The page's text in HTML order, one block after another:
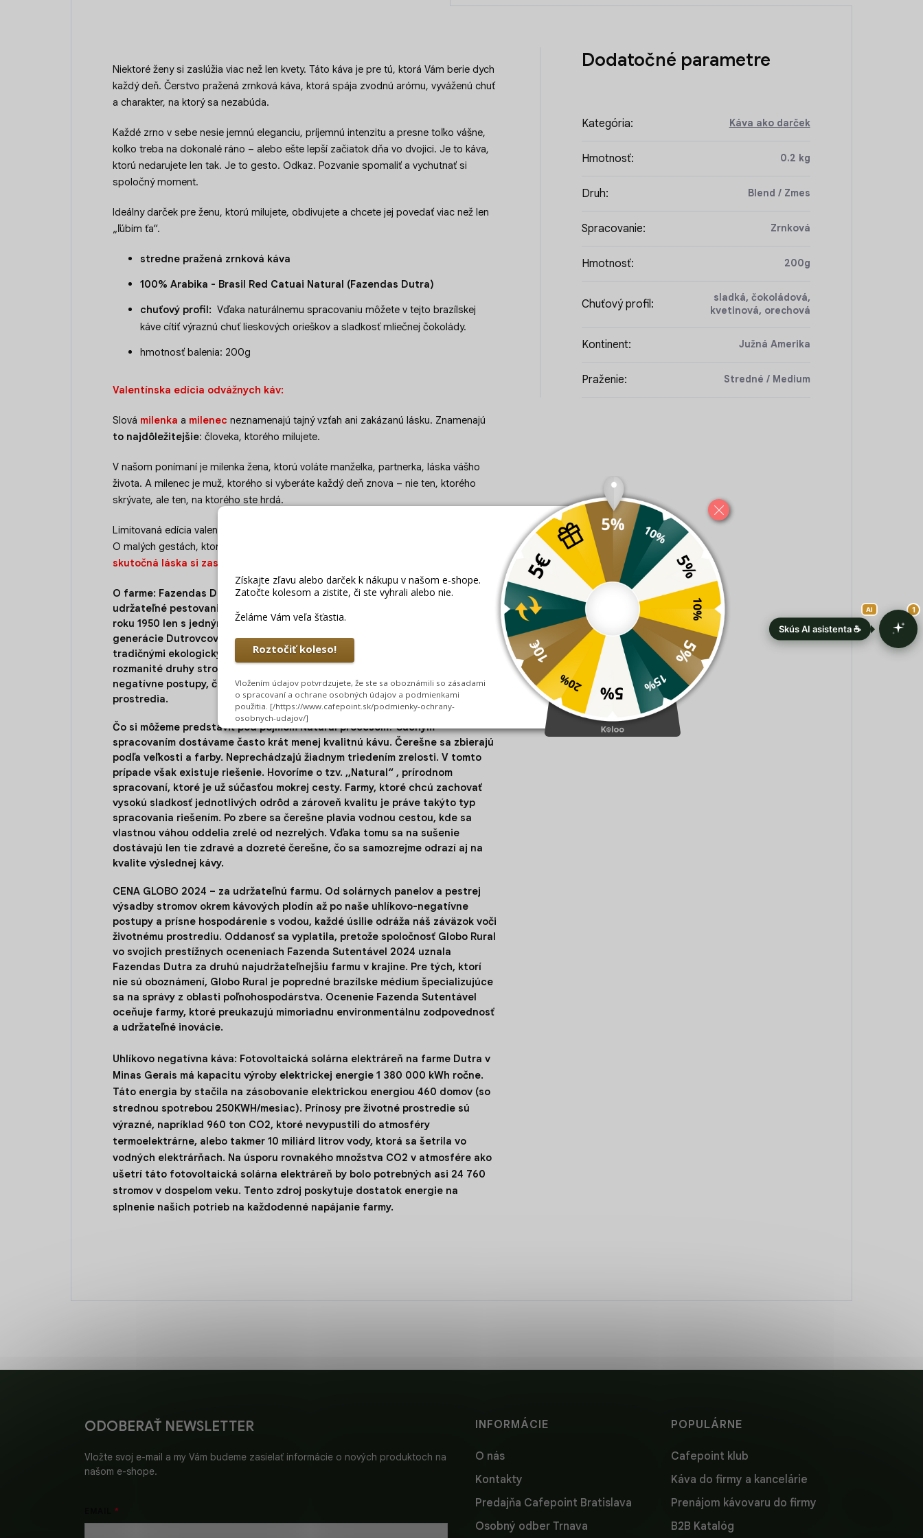
Niektoré ženy si zaslúžia viac než len kvety. Táto káva je pre tú, ktorá Vám berie dych
každý deň. Čerstvo pražená zrnková káva, ktorá spája zvodnú arómu, vyváženú chuť
a charakter, na ktorý sa nezabúda.
Každé zrno v sebe nesie jemnú eleganciu, príjemnú intenzitu a presne toľko vášne,
koľko treba na dokonalé ráno – alebo ešte lepší začiatok dňa vo dvojici. Je to káva,
ktorú nedarujete len tak. Je to gesto. Odkaz. Pozvanie spomaliť a vychutnať si
spoločný moment.
Ideálny darček pre ženu, ktorú milujete, obdivujete a chcete jej povedať viac než len
„ľúbim ťa“.
stredne pražená zrnková káva
100% Arabika - Brasil Red Catuai Natural (Fazendas Dutra)
chuťový profil: Vďaka naturálnemu spracovaniu môžete v tejto brazílskej
káve cítiť výraznú chuť lieskových orieškov a sladkosť mliečnej čokolády.
hmotnosť balenia: 200g
Valentínska edícia odvážnych káv:
Slová milenka a milenec neznamenajú tajný vzťah ani zakázanú lásku. Znamenajú
to najdôležitejšie: človeka, ktorého milujete.
V našom ponímaní je milenka žena, ktorú voláte manželka, partnerka, láska vášho
života. A milenec je muž, ktorého si vyberáte každý deň znova – nie ten, ktorého
skrývate, ale ten, na ktorého ste hrdá.
Limitovaná edícia valentínskych káv je o blízkosti, vášni, dôvere a radosti byť spolu.
O malých gestách, ktoré hovoria „záleží mi na tebe“ bez zbytočných slov.
skutočná láska si zaslúži trochu vášne. A k vášni patrí dobrá káva.
O farme: Fazendas Dutra je rodinná farma, ktorá sa zameriava najmä na
udržateľné pestovanie kávovníkov. Túto farmu založil José Dutra Sobrino v
roku 1950 len s jedným hektárom. Dnes je rodinný podnik v rukách štvrtej
generácie Dutrovcov. Farma je známou organickou kávou pestovanou
tradičnými ekologickými metódami. Používajú solárne panely, vysádzajú
rozmanité druhy stromov, prísne hospodária s vodou a uplatňujú uhlíkovo-
negatívne postupy, čím zdôrazňujú svoj záväzok voči ochrane životného
prostredia.
Čo si môžeme predstaviť pod pojmom Natural procesom?Suchým
spracovaním dostávame často krát menej kvalitnú kávu. Čerešne sa zbierajú
podľa veľkosti a farby. Neprechádzajú žiadnym triedením zrelosti. V tomto
prípade však existuje riešenie. Hovoríme o tzv. ,,Natural“ , prírodnom
spracovaní, ktoré je už súčasťou mokrej cesty. Farmy, ktoré chcú zachovať
vysokú sladkosť jednotlivých odrôd a zároveň kvalitu je práve takýto typ
spracovania riešením. Po zbere sa čerešne plavia vodnou cestou, kde sa
vlastnou váhou oddelia zrelé od nezrelých. Vďaka tomu sa na sušenie
dostávajú len tie zdravé a dozreté čerešne, čo sa samozrejme odrazí aj na
kvalite výslednej kávy.
CENA GLOBO 2024 – za udržateľnú farmu. Od solárnych panelov a pestrej
výsadby stromov okrem kávových plodín až po naše uhlíkovo-negatívne
postupy a prísne hospodárenie s vodou, každé úsilie odráža náš záväzok voči
životnému prostrediu. Oddanosť sa vyplatila, pretože spoločnosť Globo Rural
vo svojich prestížnych oceneniach Fazenda Sutentável 2024 uznala
Fazendas Dutra za druhú najudržateľnejšiu farmu v krajine. Pre tých, ktorí
nie sú oboznámení, Globo Rural je popredné brazílske médium špecializujúce
sa na správy z oblasti poľnohospodárstva. Ocenenie Fazenda Sutentável
oceňuje farmy, ktoré preukazujú mimoriadnu environmentálnu zodpovednosť
a udržateľné inovácie.
Uhlíkovo negatívna káva: Fotovoltaická solárna elektráreň na farme Dutra v
Minas Gerais má kapacitu výroby elektrickej energie 1 380 000 kWh ročne.
Táto energia by stačila na zásobovanie elektrickou energiou 460 domov (so
strednou spotrebou 250KWH/mesiac). Prínosy pre životné prostredie sú
výrazné, napríklad 960 ton CO2, ktoré nevypustili do atmosféry
termoelektrárne, alebo takmer 10 miliárd litrov vody, ktorá sa šetrila vo
vodných elektrárňach. Na úsporu rovnakého množstva CO2 v atmosfére ako
ušetrí táto fotovoltaická solárna elektráreň by bolo potrebných asi 24 760
stromov v dospelom veku. Tento zdroj poskytuje dostatok energie na
splnenie našich potrieb na každodenné napájanie farmy.
Dodatočné parametre
Kategória: Káva ako darček
Hmotnosť: 0.2 kg
Druh: Blend / Zmes
Spracovanie: Zrnková
Hmotnosť: 200g
Chuťový profil:
sladká, čokoládová,
kvetinová, orechová
Kontinent: Južná Amerika
Praženie: Stredné / Medium
ODOBERAŤ NEWSLETTER
Vložte svoj e-mail a my Vám budeme zasielať informácie o nových produktoch na
našom e-shope.
INFORMÁCIE
O nás
Kontakty
Predajňa Cafepoint Bratislava
Osobný odber Trnava
POPULÁRNE
Cafepoint klub
Káva do firmy a kancelárie
Prenájom kávovaru do firmy
B2B Katalóg